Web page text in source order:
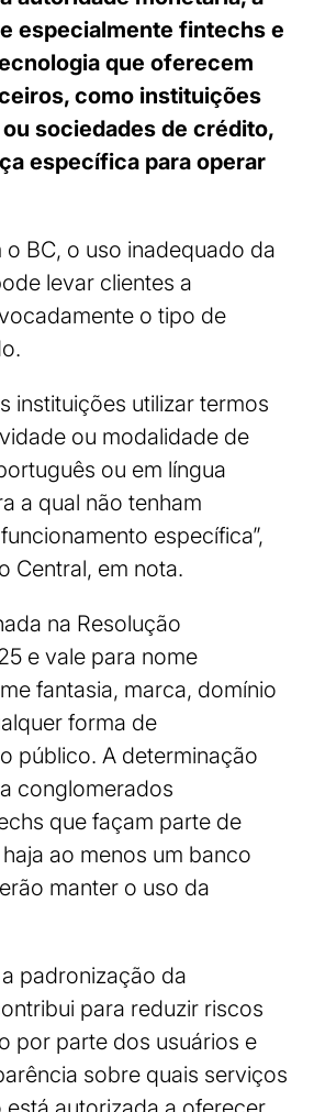
especialmente fintechs e
que oferecem
como instituições
sociedades de crédito,
específica para operar
BC, o uso inadequado da
levar clientes a
o tipo de
instituições utilizar termos
ou modalidade de
ou em língua
a qual não tenham
específica”,
Central, em nota.
na Resolução
e vale para nome
fantasia, marca, domínio
forma de
público. A determinação
conglomerados
que façam parte de
ao menos um banco
manter o uso da
padronização da
para reduzir riscos
por parte dos usuários e
sobre quais serviços